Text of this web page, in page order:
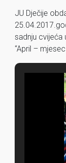
JU Dječije
sadnju
“April –